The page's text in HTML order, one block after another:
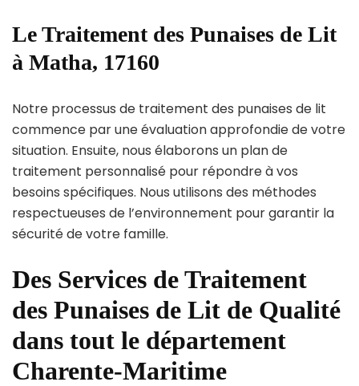
Le Traitement des Punaises de Lit
à Matha, 17160
Notre processus de traitement des punaises de lit
commence par une évaluation approfondie de votre
situation. Ensuite, nous élaborons un plan de
traitement personnalisé pour répondre à vos
besoins spécifiques. Nous utilisons des méthodes
respectueuses de l’environnement pour garantir la
sécurité de votre famille.
Des Services de Traitement
des Punaises de Lit de Qualité
dans tout le département
Charente-Maritime